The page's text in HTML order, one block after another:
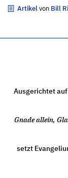
Artikelvon Bill
Ausgerichtet
Gnade allein,
setzt